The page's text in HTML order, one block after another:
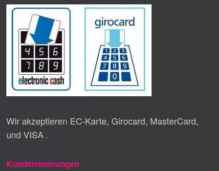
Wir akzeptieren EC-Karte, Girocard, MasterCard,
und VISA .
Kundenmeinungen